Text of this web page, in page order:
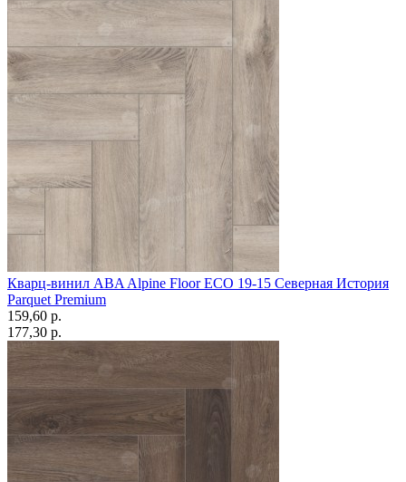
Кварц-винил ABA Alpine Floor ECO 19-15 Северная История
Parquet Premium
159,60 p.
177,30 p.